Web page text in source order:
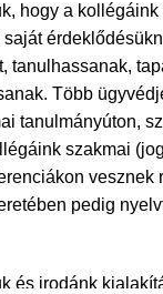
hogy a kollégáink
tanulhassanak,
Több
tanulmányúton,
szakmai
vesznek
pedig
és irodánk